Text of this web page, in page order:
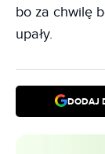
bo za chwilę
upały.
DODAJ